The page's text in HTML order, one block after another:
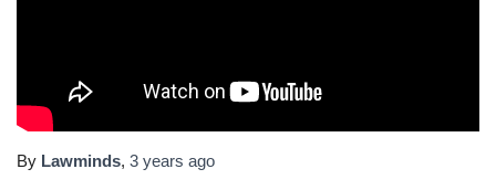
By Lawminds, 3 years ago